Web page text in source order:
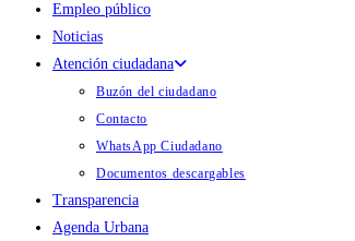
Empleo público
Noticias
Atención ciudadana
Buzón del ciudadano
Contacto
WhatsApp Ciudadano
Documentos descargables
Transparencia
Agenda Urbana